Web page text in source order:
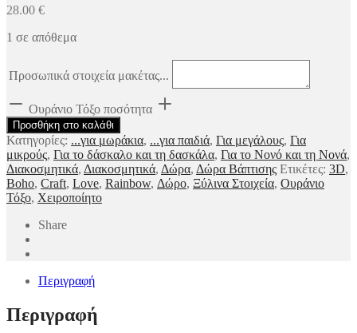
28.00 €
1 σε απόθεμα
Προσωπικά στοιχεία μακέτας...
Ουράνιο Τόξο ποσότητα
Προσθήκη στο καλάθι
Κατηγορίες: ...για μωράκια, ...για παιδιά, Για μεγάλους, Για
μικρούς, Για το δάσκαλο και τη δασκάλα, Για το Νονό και τη Νονά,
Διακοσμητικά, Διακοσμητικά, Δώρα, Δώρα Βάπτισης Ετικέτες: 3D,
Boho, Craft, Love, Rainbow, Δώρο, Ξύλινα Στοιχεία, Ουράνιο
Τόξο, Χειροποίητο
Share
Περιγραφή
Περιγραφή